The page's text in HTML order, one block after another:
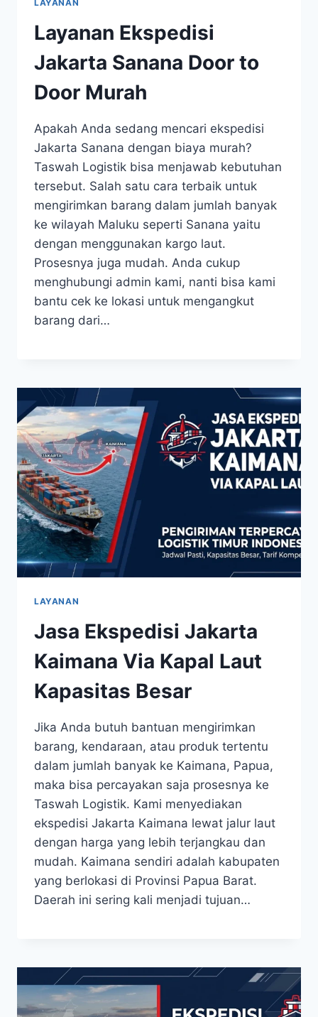
LAYANAN
Layanan Ekspedisi
Jakarta Sanana Door to
Door Murah
Apakah Anda sedang mencari ekspedisi
Jakarta Sanana dengan biaya murah?
Taswah Logistik bisa menjawab kebutuhan
tersebut. Salah satu cara terbaik untuk
mengirimkan barang dalam jumlah banyak
ke wilayah Maluku seperti Sanana yaitu
dengan menggunakan kargo laut.
Prosesnya juga mudah. Anda cukup
menghubungi admin kami, nanti bisa kami
bantu cek ke lokasi untuk mengangkut
barang dari…
LAYANAN
Jasa Ekspedisi Jakarta
Kaimana Via Kapal Laut
Kapasitas Besar
Jika Anda butuh bantuan mengirimkan
barang, kendaraan, atau produk tertentu
dalam jumlah banyak ke Kaimana, Papua,
maka bisa percayakan saja prosesnya ke
Taswah Logistik. Kami menyediakan
ekspedisi Jakarta Kaimana lewat jalur laut
dengan harga yang lebih terjangkau dan
mudah. Kaimana sendiri adalah kabupaten
yang berlokasi di Provinsi Papua Barat.
Daerah ini sering kali menjadi tujuan…